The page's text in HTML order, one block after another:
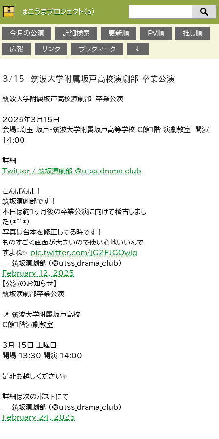
はこうまプロジェクト(a)
今月の公演
詳細検索 更新順 PV順 推し順
広報 リンク ブックマーク ↓
3/15 筑波大学附属坂戸高校演劇部 卒業公演
筑波大学附属坂戸高校演劇部 卒業公演
2025年3月15日
会場：埼玉 坂戸・筑波大学附属坂戸高等学校 C館1階 演劇教室 開演
14:00
詳細
Twitter / 筑坂演劇部 @utss_drama_club
こんばんは！
筑坂演劇部です！
本日は約1ヶ月後の卒業公演に向けて稽古しまし
た(*^^*)
写真は台本を修正してる時です！
ものすごく画面が大きいので使い心地いいんで
すよね✨ pic.twitter.com/jG2FJGOwjq
— 筑坂演劇部 (@utss_drama_club)
February 12, 2025
【公演のお知らせ】
筑坂演劇部卒業公演
📍 筑波大学附属坂戸高校
C館1階演劇教室
3月 15日 土曜日
開場 13:30 開演 14:00
是非お越しください✨
詳細は次のポストにて
— 筑坂演劇部 (@utss_drama_club)
February 24, 2025